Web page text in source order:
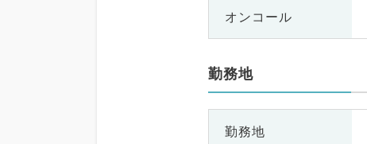
オンコール
勤務地
勤務地